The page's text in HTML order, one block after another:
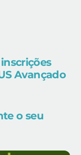
Avançado
o seu